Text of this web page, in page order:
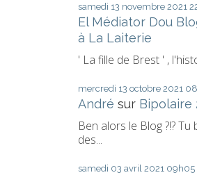
samedi 13 novembre 2021
El Médiator Dou
à La Laiterie
' La fille de Brest ' ,
mercredi 13 octobre 2021
André sur Bipolaire
Ben alors le Blog ?!?
des...
samedi 03 avril 2021 09h05